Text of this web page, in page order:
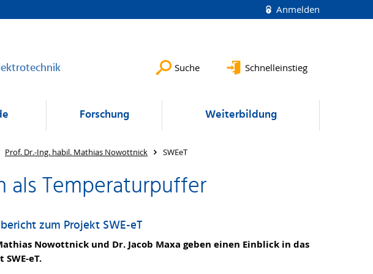
Anmelden
Suche Schnelleinstieg
Forschung Weiterbildung
Prof. Dr.-Ing. habil. Mathias Nowottnick SWEeT
als Temperaturpuffer
zum Projekt SWE-eT
Nowottnick und Dr. Jacob Maxa geben einen Einblick in das
SWE-eT.